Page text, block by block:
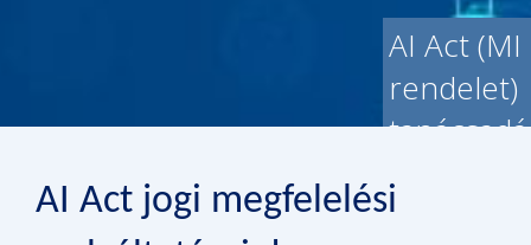
AI Act (MI
rendelet)
és
AI Act jogi megfelelési